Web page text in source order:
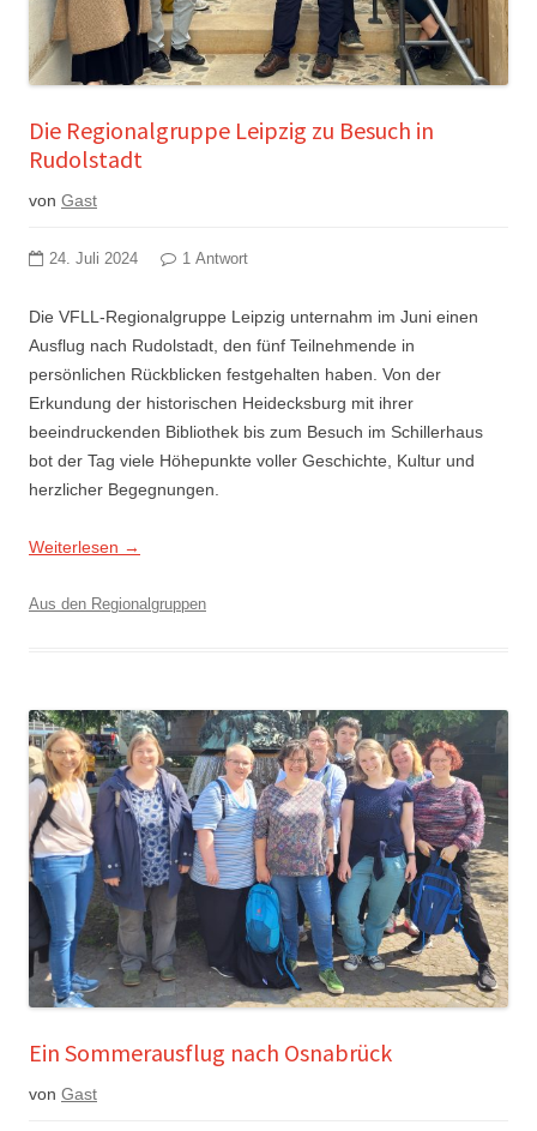
Die Regionalgruppe Leipzig zu Besuch in
Rudolstadt
von Gast
24. Juli 2024 1 Antwort
Die VFLL-Regionalgruppe Leipzig unternahm im Juni einen
Ausflug nach Rudolstadt, den fünf Teilnehmende in
persönlichen Rückblicken festgehalten haben. Von der
Erkundung der historischen Heidecksburg mit ihrer
beeindruckenden Bibliothek bis zum Besuch im Schillerhaus
bot der Tag viele Höhepunkte voller Geschichte, Kultur und
herzlicher Begegnungen.
Weiterlesen →
Aus den Regionalgruppen
Ein Sommerausflug nach Osnabrück
von Gast